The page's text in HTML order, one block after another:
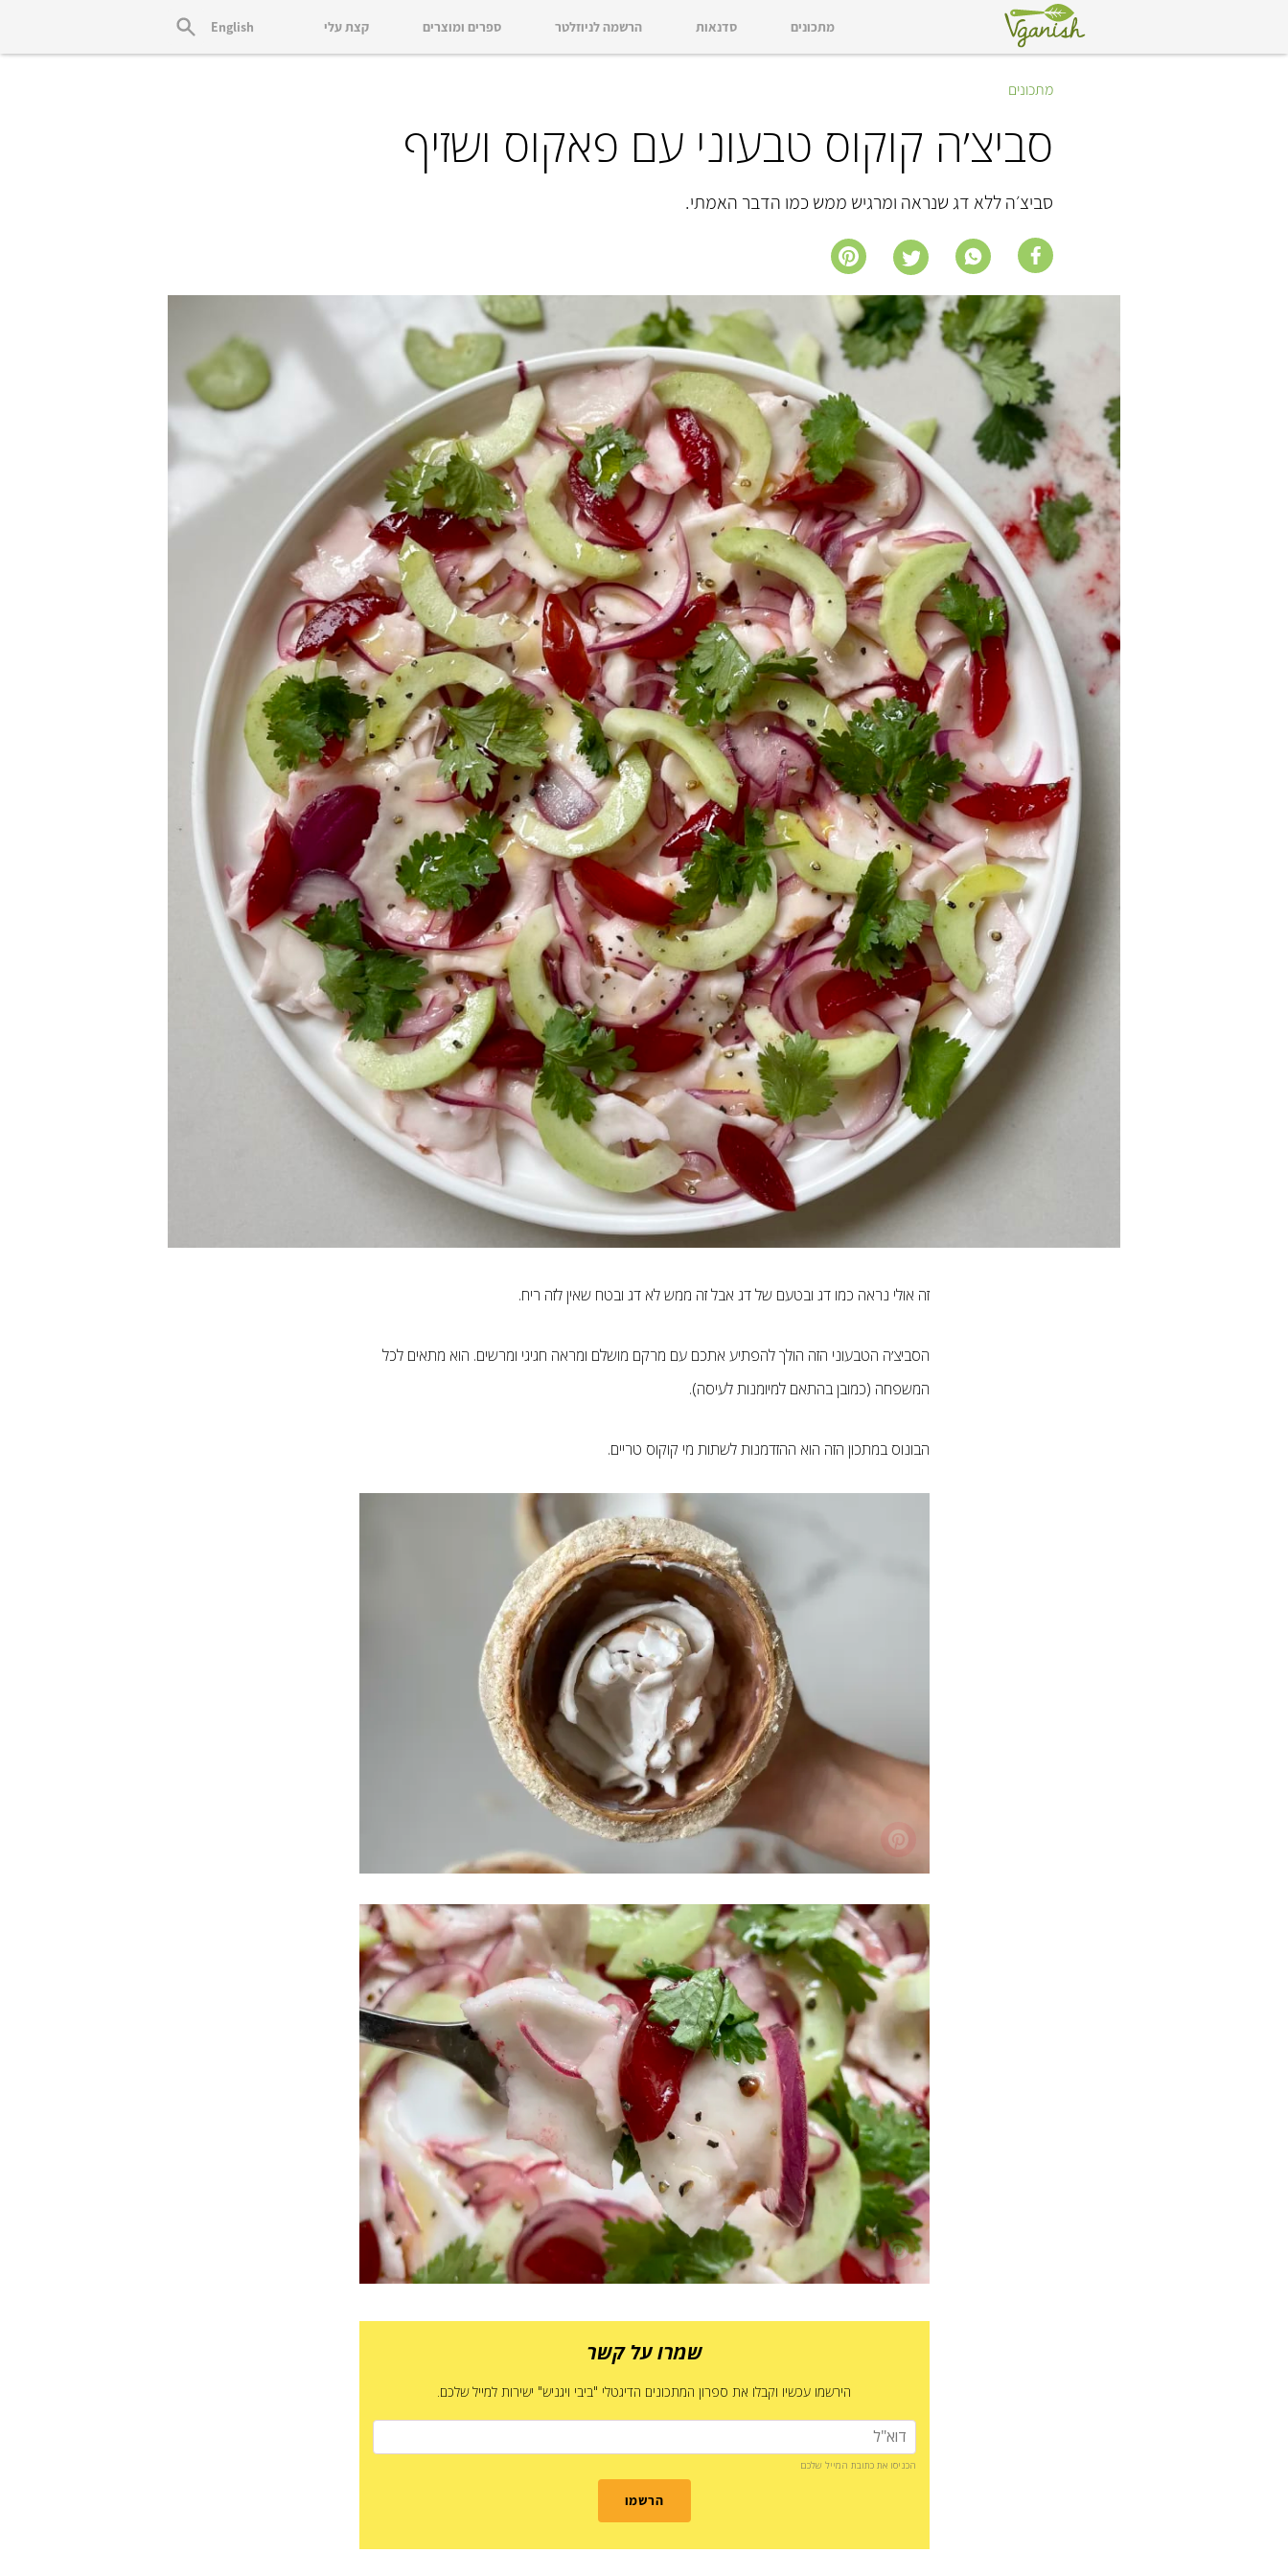
מתכונים סדנאות הרשמה לניוזלטר ספרים ומוצרים קצת עלי English
מתכונים
סביצ׳ה קוקוס טבעוני עם פאקוס ושזיף
סביצ׳ה ללא דג שנראה ומרגיש ממש כמו הדבר האמתי.
זה אולי נראה כמו דג ובטעם של דג אבל זה ממש לא דג ובטח שאין לזה ריח.
הסביצ׳ה הטבעוני הזה הולך להפתיע אתכם עם מרקם מושלם ומראה חגיגי ומרשים. הוא מתאים לכל
המשפחה (כמובן בהתאם למיומנות לעיסה).
הבונוס במתכון הזה הוא ההזדמנות לשתות מי קוקוס טריים.
שמרו על קשר
הירשמו עכשיו וקבלו את ספרון המתכונים הדיגטלי "ביבי ויגניש" ישירות למייל שלכם.
הכניסו את כתובת המייל שלכם
הרשמו